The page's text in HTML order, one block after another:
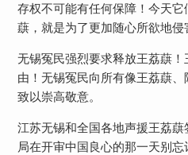
存权不可能有任何保障！今天
蕻，就是为了更加随心所欲地侵
无锡冤民强烈要求释放王荔蕻
由！无锡冤民向所有像王荔蕻
致以崇高敬意。
江苏无锡和全国各地声援王荔
局在开审中国良心的那一天别忘